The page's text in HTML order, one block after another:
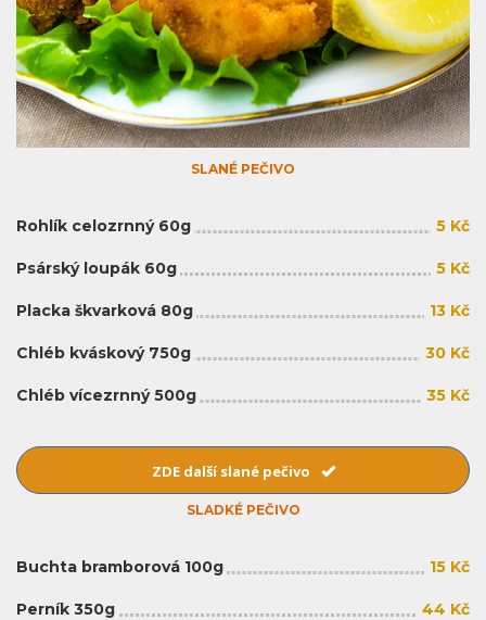
SLANÉ PEČIVO
Rohlík celozrnný 60g 5 Kč
Psárský loupák 60g 5 Kč
Placka škvarková 80g 13 Kč
Chléb kváskový 750g 30 Kč
Chléb vícezrnný 500g 35 Kč
ZDE další slané pečivo
SLADKÉ PEČIVO
Buchta bramborová 100g 15 Kč
Perník 350g 44 Kč